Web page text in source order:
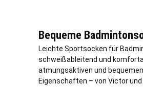
Bequeme
Leichte Sportsocken für
schweißableitend und
atmungsaktiven und bequemen
Eigenschaften – von Victor und